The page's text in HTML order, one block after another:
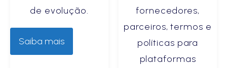
de evolução.
Saiba mais
fornecedores,
parceiros, termos e
políticas para
plataformas